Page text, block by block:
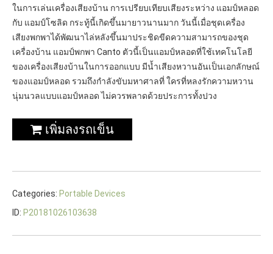
ในการเล่นเครื่องเสียงบ้าน การเปรียบเทียบเสียงระหว่าง แอมป์หลอด
กับ แอมป์โซลิด กระทู้นี้เกิดขึ้นมายาวนานมาก วันนี้เมื่อชุดเครื่อง
เสียงพกพาได้พัฒนาไล่หลังขึ้นมาประชิดขีดความสามารถของชุด
เครื่องบ้าน แอมป์พกพา Canto ตัวนี้เป็นแอมป์หลอดที่ใช้เทคโนโลยี
ของเครื่องเสียงบ้านในการออกแบบ มีน้ำเสียงหวานอันเป็นเอกลักษณ์
ของแอมป์หลอด รวมถึงกำลังขับมหาศาลที่ ใครที่หลงรักความหวาน
นุ่มนวลแบบแอมป์หลอด ไม่ควรพลาดด้วยประการทั้งปวง
เพิ่มลงรถเข็น
Categories: Portable Devices
ID: P20181026103638